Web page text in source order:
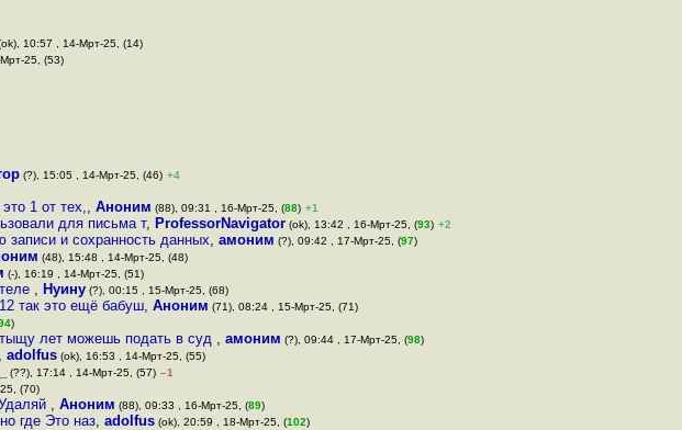
10:57 , 14-Мрт-25, (14)
25, (53)
(?), 15:05 , 14-Мрт-25, (46) +4
1 от тех,, Аноним (88), 09:31 , 16-Мрт-25, (88) +1
для письма т, ProfessorNavigator (ok), 13:42 , 16-Мрт-25, (93) +2
записи и сохранность данных, амоним (?), 09:42 , 17-Мрт-25, (97)
(48), 15:48 , 14-Мрт-25, (48)
(-), 16:19 , 14-Мрт-25, (51)
, Нуину (?), 00:15 , 15-Мрт-25, (68)
так это ещё бабуш, Аноним (71), 08:24 , 15-Мрт-25, (71)
)
тыщу лет можешь подать в суд , амоним (?), 09:44 , 17-Мрт-25, (98)
, adolfus (ok), 16:53 , 14-Мрт-25, (55)
(??), 17:14 , 14-Мрт-25, (57) –1
(70)
, Аноним (88), 09:33 , 16-Мрт-25, (89)
где Это наз, adolfus (ok), 20:59 , 18-Мрт-25, (102)